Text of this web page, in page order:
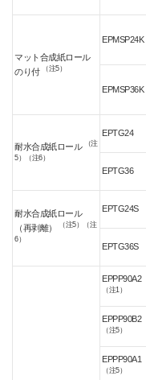
マット合成紙ロール
のり付
（注5）
EPMSP24K
EPMSP36K
耐水合成紙ロール
（注
5）（注6）
EPTG24
EPTG36
耐水合成紙ロール
（再剥離）
（注5）（注
6）
EPTG24S
EPTG36S
EPPP90A2
（注1）
EPPP90B2
（注5）
EPPP90A1
（注5）